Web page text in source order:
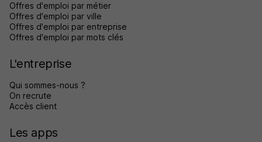
Offres d'emploi par métier
Offres d'emploi par ville
Offres d'emploi par entreprise
Offres d'emploi par mots clés
L'entreprise
Qui sommes-nous ?
On recrute
Accès client
Les apps